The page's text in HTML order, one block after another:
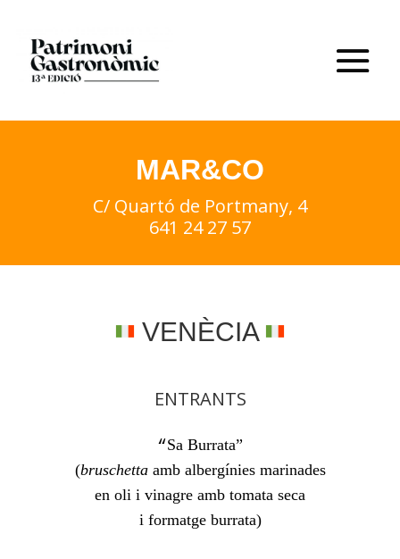
MAR&CO
C/ Quartó de Portmany, 4
641 24 27 57
VENÈCIA
ENTRANTS
“Sa Burrata”
(bruschetta
amb albergínies marinades
en oli i vinagre amb tomata seca
i formatge burrata)